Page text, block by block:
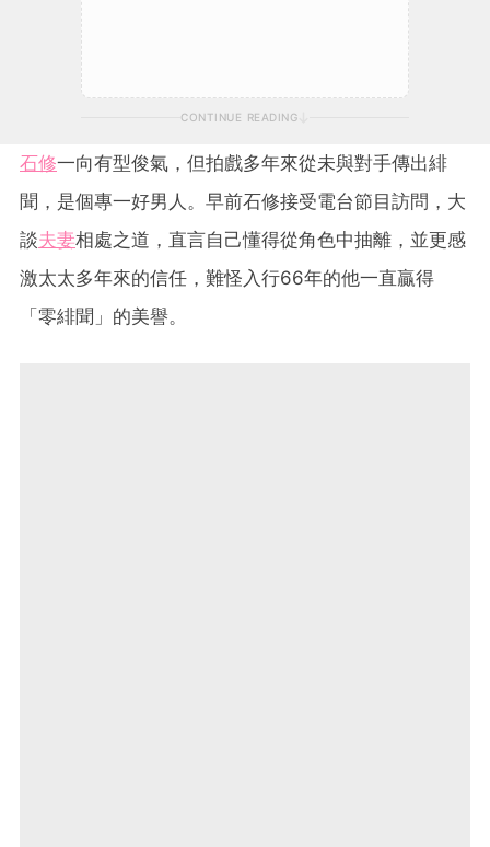
CONTINUE READING
石修一向有型俊氣，但拍戲多年來從未與對手傳出緋
聞，是個專一好男人。早前石修接受電台節目訪問，大
談夫妻相處之道，直言自己懂得從角色中抽離，並更感
激太太多年來的信任，難怪入行66年的他一直贏得
「零緋聞」的美譽。